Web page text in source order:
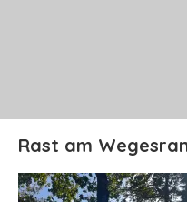
Rast am